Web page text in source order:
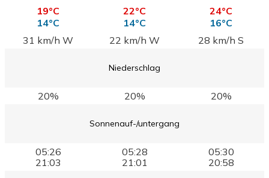
19°C
14°C
22°C
14°C
24°C
16°C
31 km/h W
22 km/h W 28 km/h S
Niederschlag
20% 20% 20%
Sonnenauf-/untergang
05:26
21:03
05:28
21:01
05:30
20:58